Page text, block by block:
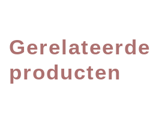
Gerelateerde
producten